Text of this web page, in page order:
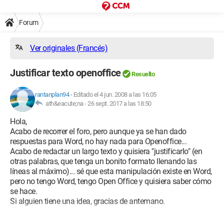
Forum
Ver originales (Francés)
Justificar texto openoffice Resuelto
rantanplan94- Editado el 4 jun. 2008 a las 16:05
ath&eacute;na -26 sept. 2017 a las 18:50
Hola,
Acabo de recorrer el foro, pero aunque ya se han dado
respuestas para Word, no hay nada para Openoffice...
Acabo de redactar un largo texto y quisiera "justificarlo" (en
otras palabras, que tenga un bonito formato llenando las
líneas al máximo)... sé que esta manipulación existe en Word,
pero no tengo Word, tengo Open Office y quisiera saber cómo
se hace.
Si alguien tiene una idea, gracias de antemano.